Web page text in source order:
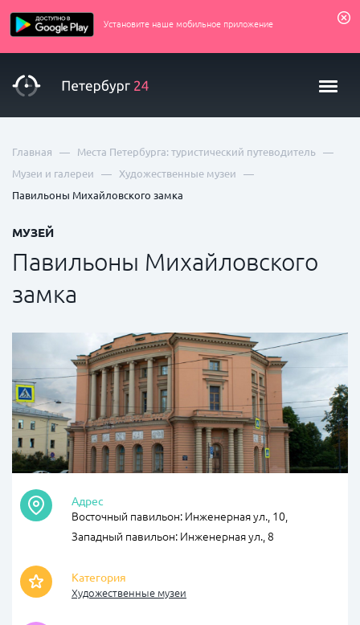
Установите наше мобильное приложение
Главная — Места Петербурга: туристический путеводитель —
Музеи и галереи — Художественные музеи —
Павильоны Михайловского замка
МУЗЕЙ
Павильоны Михайловского
замка
Адрес
Восточный павильон: Инженерная ул., 10,
Западный павильон: Инженерная ул., 8
Категория
Художественные музеи